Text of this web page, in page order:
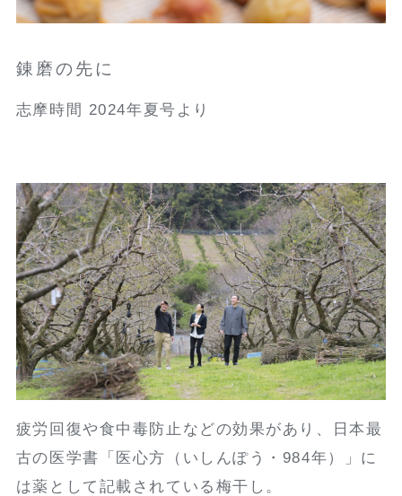
錬磨の先に
志摩時間 2024年夏号より
疲労回復や食中毒防止などの効果があり、日本最
古の医学書「医心方（いしんぽう・984年）」に
は薬として記載されている梅干し。